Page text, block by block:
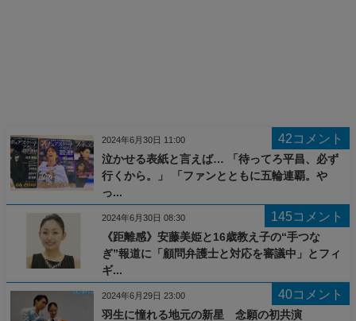
42コメント
泣かせる表紙と言えば… 「待ってろ平昌、必ず
行くから。」 「ファンとともに五輪連覇。や
っ...
2024年6月30日 11:00
145コメント
《距離感》安藤美姫と16歳教え子の“手つな
ぎ”報道に「顧問弁護士と対応を審議中」とフィ
ギ...
2024年6月30日 08:30
40コメント
羽生に憧れる地元の新星 念願の初共演
2024年6月29日 23:00